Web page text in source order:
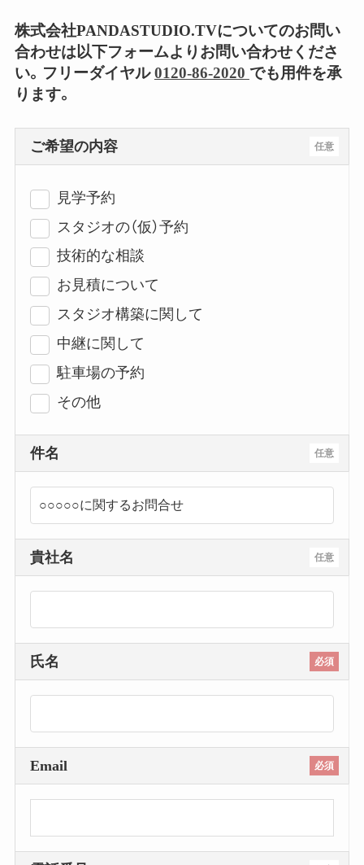
株式会社PANDASTUDIO.TVについてのお問い
合わせは以下フォームよりお問い合わせくださ
い。フリーダイヤル0120-86-2020 でも用件を承
ります。
任意
ご希望の内容
見学予約
スタジオの（仮）予約
技術的な相談
お見積について
スタジオ構築に関して
中継に関して
駐車場の予約
その他
任意
件名
任意
貴社名
必須
氏名
必須
Email